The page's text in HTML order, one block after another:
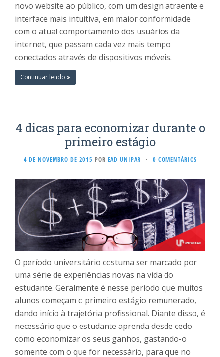
novo website ao público, com um design atraente e
interface mais intuitiva, em maior conformidade
com o atual comportamento dos usuários da
internet, que passam cada vez mais tempo
conectados através de dispositivos móveis.
Continuar lendo
4 dicas para economizar durante o
primeiro estágio
4 DE NOVEMBRO DE 2015 POR EAD UNIPAR · 0 COMENTÁRIOS
O período universitário costuma ser marcado por
uma série de experiências novas na vida do
estudante. Geralmente é nesse período que muitos
alunos começam o primeiro estágio remunerado,
dando início à trajetória profissional. Diante disso, é
necessário que o estudante aprenda desde cedo
como economizar os seus ganhos, gastando-o
somente com o que for necessário, para que no